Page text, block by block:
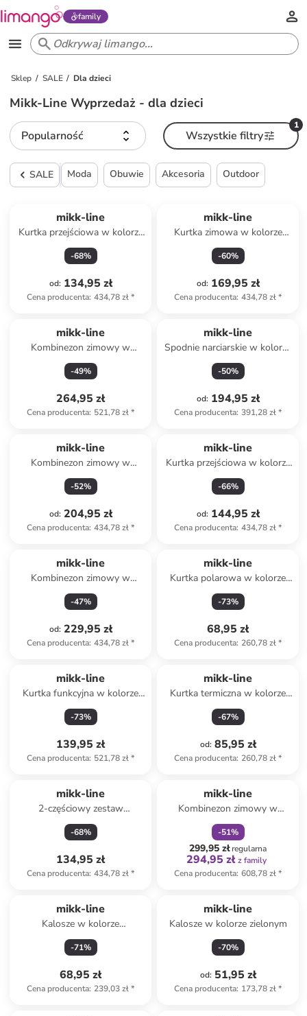
family
Sklep SALE Dla dzieci
Mikk-Line Wyprzedaż - dla dzieci
Popularność
1
Wszystkie filtry
SALE Moda Obuwie Akcesoria Outdoor
mikk-line
Kurtka przejściowa w kolorze
bordowym
-68%
od: 134,95 zł
Cena producenta: 434,78 zł*
mikk-line
Kurtka zimowa w kolorze
błękitnym
-60%
od: 169,95 zł
Cena producenta: 434,78 zł*
mikk-line
Kombinezon zimowy w
kolorze jasnoróżowym
-49%
264,95 zł
Cena producenta: 521,78 zł*
mikk-line
Spodnie narciarskie w kolorze
zielonym
-50%
od: 194,95 zł
Cena producenta: 391,28 zł*
mikk-line
Kombinezon zimowy w
kolorze jasnoróżowym
-52%
od: 204,95 zł
Cena producenta: 434,78 zł*
mikk-line
Kurtka przejściowa w kolorze
ciemnobrązowym
-66%
od: 144,95 zł
Cena producenta: 434,78 zł*
mikk-line
Kombinezon zimowy w
kolorze jasnoróżowym
-47%
od: 229,95 zł
Cena producenta: 434,78 zł*
mikk-line
Kurtka polarowa w kolorze
jasnobrązowym
-73%
68,95 zł
Cena producenta: 260,78 zł*
mikk-line
Kurtka funkcyjna w kolorze
fioletowym
-73%
139,95 zł
Cena producenta: 521,78 zł*
mikk-line
Kurtka termiczna w kolorze
khaki
-67%
od: 85,95 zł
Cena producenta: 260,78 zł*
mikk-line
2-częściowy zestaw
softshellowy w kolorze
jasnobrązowym
-68%
134,95 zł
Cena producenta: 434,78 zł*
mikk-line
Kombinezon zimowy w
kolorze brązowym
-51%
299,95 złregularna
294,95 zł z family
Cena producenta: 608,78 zł*
mikk-line
Kalosze w kolorze
jasnoróżowym
-71%
68,95 zł
Cena producenta: 239,03 zł*
mikk-line
Kalosze w kolorze zielonym
-70%
od: 51,95 zł
Cena producenta: 173,78 zł*